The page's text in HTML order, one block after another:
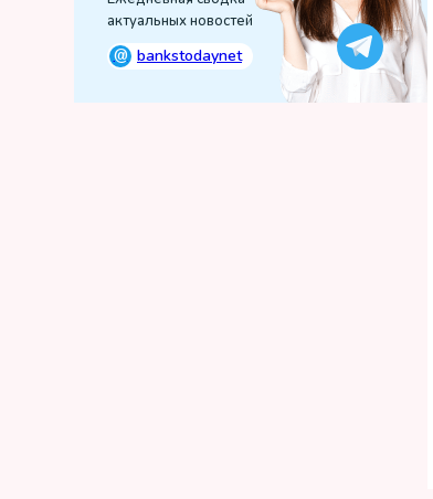
актуальных новостей
@ bankstodaynet